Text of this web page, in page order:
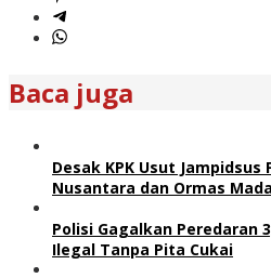
Baca juga
Desak KPK Usut Jampidsus
Nusantara dan Ormas
Polisi Gagalkan Peredaran
Ilegal Tanpa Pita Cukai